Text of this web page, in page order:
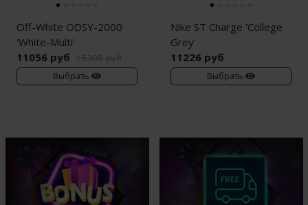
Off-White ODSY-2000
'White-Multi'
11056 руб 15308 руб
Выбрать
Nike ST Charge 'College
Grey'
11226 руб
Выбрать